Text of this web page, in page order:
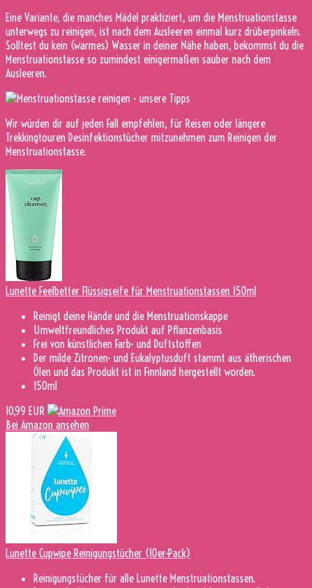
Eine Variante, die manches Mädel praktiziert, um die Menstruationstasse
unterwegs zu reinigen, ist nach dem Ausleeren einmal kurz drüberpinkeln.
Solltest du kein (warmes) Wasser in deiner Nähe haben, bekommst du die
Menstruationstasse so zumindest einigermaßen sauber nach dem
Ausleeren.
Wir würden dir auf jeden Fall empfehlen, für Reisen oder längere
Trekkingtouren Desinfektionstücher mitzunehmen zum Reinigen der
Menstruationstasse.
Lunette Feelbetter Flüssigseife für Menstruationstassen 150ml
Reinigt deine Hände und die Menstruationskappe
Umweltfreundliches Produkt auf Pflanzenbasis
Frei von künstlichen Farb- und Duftstoffen
Der milde Zitronen- und Eukalyptusduft stammt aus ätherischen
Ölen und das Produkt ist in Finnland hergestellt worden.
150ml
10,99 EUR
Bei Amazon ansehen
Lunette Cupwipe Reinigungstücher (10er-Pack)
Reinigungstücher für alle Lunette Menstruationstassen.